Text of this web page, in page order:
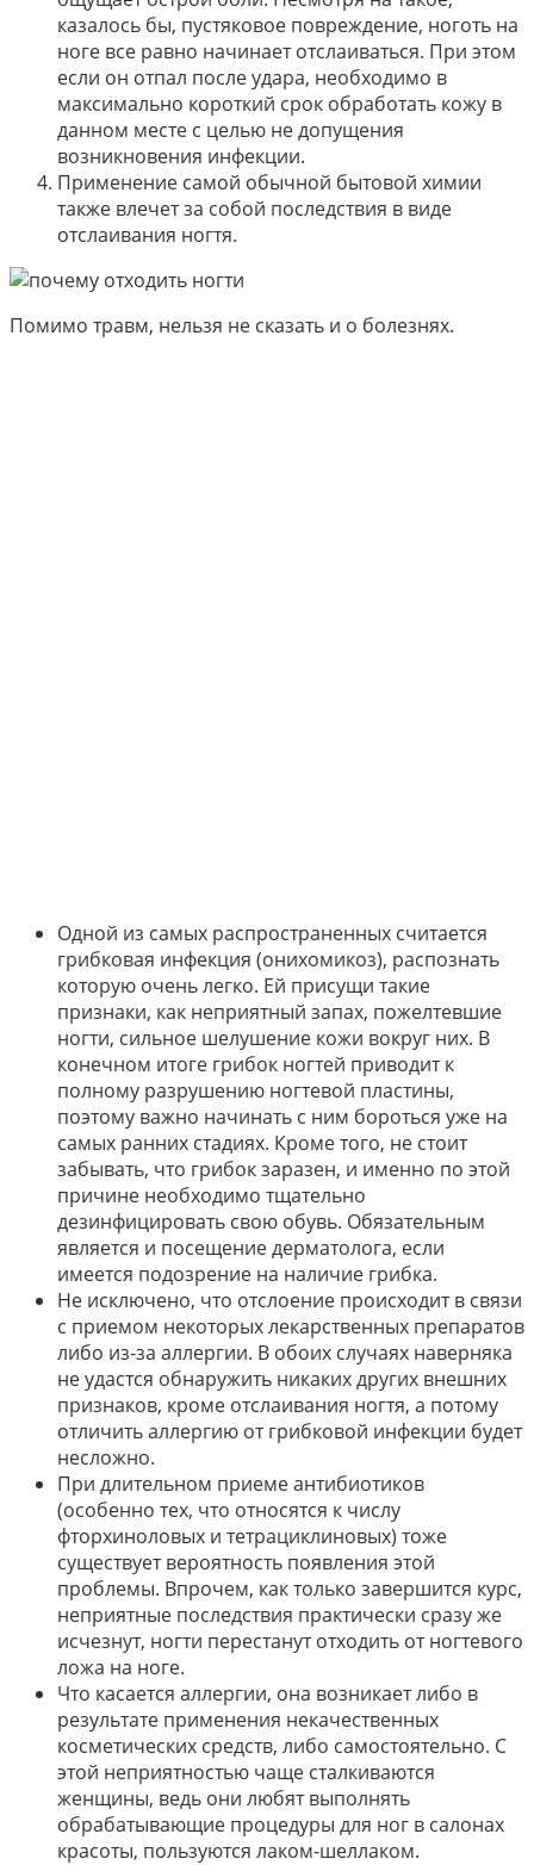
казалось бы, пустяковое повреждение, ноготь на
ноге все равно начинает отслаиваться. При этом
если он отпал после удара, необходимо в
максимально короткий срок обработать кожу в
данном месте с целью не допущения
возникновения инфекции.
Применение самой обычной бытовой химии
также влечет за собой последствия в виде
отслаивания ногтя.
Помимо травм, нельзя не сказать и о болезнях.
Одной из самых распространенных считается
грибковая инфекция (онихомикоз), распознать
которую очень легко. Ей присущи такие
признаки, как неприятный запах, пожелтевшие
ногти, сильное шелушение кожи вокруг них. В
конечном итоге грибок ногтей приводит к
полному разрушению ногтевой пластины,
поэтому важно начинать с ним бороться уже на
самых ранних стадиях. Кроме того, не стоит
забывать, что грибок заразен, и именно по этой
причине необходимо тщательно
дезинфицировать свою обувь. Обязательным
является и посещение дерматолога, если
имеется подозрение на наличие грибка.
Не исключено, что отслоение происходит в связи
с приемом некоторых лекарственных препаратов
либо из-за аллергии. В обоих случаях наверняка
не удастся обнаружить никаких других внешних
признаков, кроме отслаивания ногтя, а потому
отличить аллергию от грибковой инфекции будет
несложно.
При длительном приеме антибиотиков
(особенно тех, что относятся к числу
фторхиноловых и тетрациклиновых) тоже
существует вероятность появления этой
проблемы. Впрочем, как только завершится курс,
неприятные последствия практически сразу же
исчезнут, ногти перестанут отходить от ногтевого
ложа на ноге.
Что касается аллергии, она возникает либо в
результате применения некачественных
косметических средств, либо самостоятельно. С
этой неприятностью чаще сталкиваются
женщины, ведь они любят выполнять
обрабатывающие процедуры для ног в салонах
красоты, пользуются лаком-шеллаком.